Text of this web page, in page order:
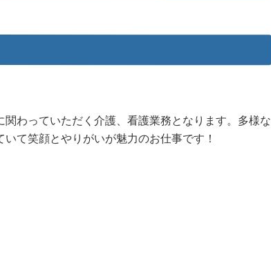
関わっていただく介護、看護業務となります。多様な
いて笑顔とやりがいが魅力のお仕事です！